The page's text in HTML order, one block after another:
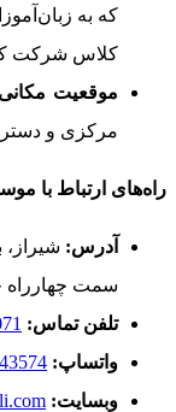
که به
کلاس شرکت
موقعیت
مرکزی و
راه‌های ارتباط با
آدرس:شیراز،
سمت چهارراه
تلفن تماس: 071-32357641
واتساپ:
وبسایت: li.com